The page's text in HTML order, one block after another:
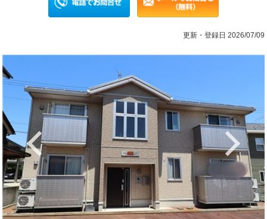
更新・登録日 2026/07/09
Previous